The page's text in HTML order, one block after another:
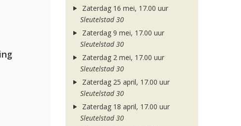
Zaterdag 16 mei, 17.00 uur
Sleutelstad 30
Zaterdag 9 mei, 17.00 uur
Sleutelstad 30
Zaterdag 2 mei, 17.00 uur
Sleutelstad 30
Zaterdag 25 april, 17.00 uur
Sleutelstad 30
Zaterdag 18 april, 17.00 uur
Sleutelstad 30